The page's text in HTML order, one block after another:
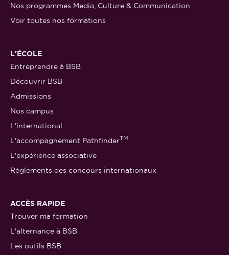
Nos programmes Media, Culture & Communication
Voir toutes nos formations
L'ÉCOLE
Entreprendre à BSB
Découvrir BSB
Admissions
Nos campus
L'international
L'accompagnement PathfinderTM
L'expérience associative
Réglements des concours internationaux
ACCÈS RAPIDE
Trouver ma formation
L'alternance à BSB
Les outils BSB